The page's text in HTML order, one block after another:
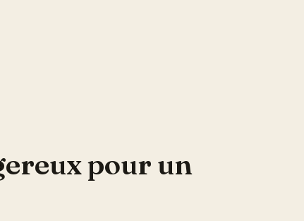
pour un